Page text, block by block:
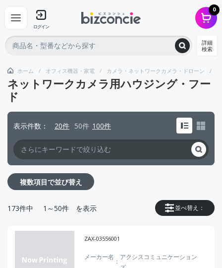
ログイン
0
詳細
検索
ホーム オフィス機器・家電 カメラ・ネットワークカメラ・ドローン
ネットワークカメラ用ハウジング・フー
ド
表示件数 20件 50件 100件
複数項目で並び替え
並べ替え：
173件中 1～50件 を表示
ZAX-03556001
メーカー名
アクシスコミュニケーション